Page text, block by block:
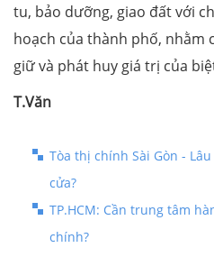
tu, bảo dưỡng, giao đất với
hoạch của thành phố, nhằm
giữ và phát huy giá trị của
T.Văn
Tòa thị chính Sài Gòn -
cửa?
TP.HCM: Cần trung tâm
chính?